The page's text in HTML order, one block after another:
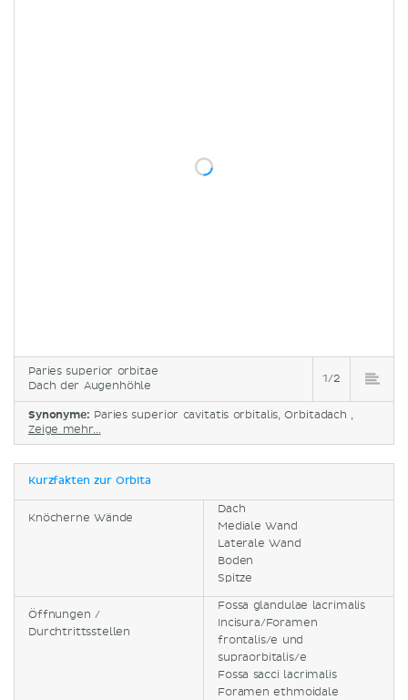
Paries superior orbitae
Dach der Augenhöhle
1/2
Synonyme: Paries superior cavitatis orbitalis, Orbitadach ,
Zeige mehr...
Kurzfakten zur Orbita
Knöcherne Wände
Dach
Mediale Wand
Laterale Wand
Boden
Spitze
Öffnungen /
Durchtrittsstellen
Fossa glandulae lacrimalis
Incisura/Foramen
frontalis/e und
supraorbitalis/e
Fossa sacci lacrimalis
Foramen ethmoidale